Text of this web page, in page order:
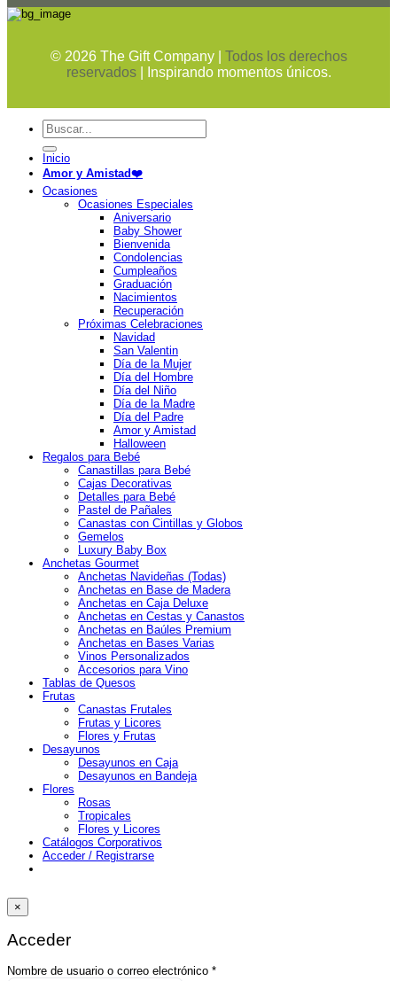
© 2026The Gift Company | Todos los derechos
reservados
| Inspirando momentos únicos.
Buscar
por:
Inicio
Amor y Amistad❤️
Ocasiones
Ocasiones Especiales
Aniversario
Baby Shower
Bienvenida
Condolencias
Cumpleaños
Graduación
Nacimientos
Recuperación
Próximas Celebraciones
Navidad
San Valentin
Día de la Mujer
Día del Hombre
Día del Niño
Día de la Madre
Día del Padre
Amor y Amistad
Halloween
Regalos para Bebé
Canastillas para Bebé
Cajas Decorativas
Detalles para Bebé
Pastel de Pañales
Canastas con Cintillas y Globos
Gemelos
Luxury Baby Box
Anchetas Gourmet
Anchetas Navideñas (Todas)
Anchetas en Base de Madera
Anchetas en Caja Deluxe
Anchetas en Cestas y Canastos
Anchetas en Baúles Premium
Anchetas en Bases Varias
Vinos Personalizados
Accesorios para Vino
Tablas de Quesos
Frutas
Canastas Frutales
Frutas y Licores
Flores y Frutas
Desayunos
Desayunos en Caja
Desayunos en Bandeja
Flores
Rosas
Tropicales
Flores y Licores
Catálogos Corporativos
Acceder / Registrarse
×
Acceder
Nombre de usuario o correo electrónico *Obligatorio